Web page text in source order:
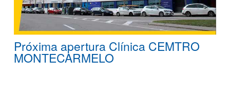
Próxima apertura Clínica CEMTRO
MONTECARMELO